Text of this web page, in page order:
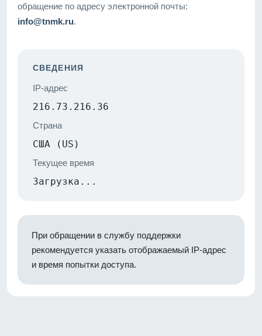
обращение по адресу электронной почты:
info@tnmk.ru.
СВЕДЕНИЯ
IP-адрес
216.73.216.36
Страна
США (US)
Текущее время
Загрузка...
При обращении в службу поддержки
рекомендуется указать отображаемый IP-адрес
и время попытки доступа.